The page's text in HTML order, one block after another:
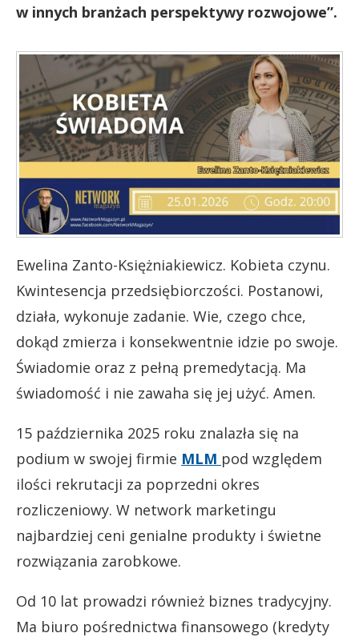
w innych branżach perspektywy rozwojowe”.
Ewelina Zanto-Księżniakiewicz. Kobieta czynu.
Kwintesencja przedsiębiorczości. Postanowi,
działa, wykonuje zadanie. Wie, czego chce,
dokąd zmierza i konsekwentnie idzie po swoje.
Świadomie oraz z pełną premedytacją. Ma
świadomość i nie zawaha się jej użyć. Amen.
15 października 2025 roku znalazła się na
podium w swojej firmie MLM pod względem
ilości rekrutacji za poprzedni okres
rozliczeniowy. W network marketingu
najbardziej ceni genialne produkty i świetne
rozwiązania zarobkowe.
Od 10 lat prowadzi również biznes tradycyjny.
Ma biuro pośrednictwa finansowego (kredyty